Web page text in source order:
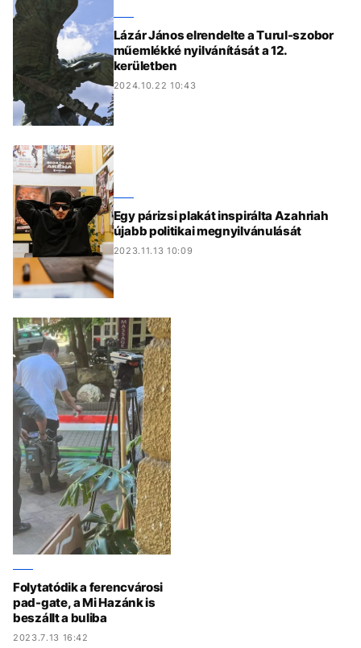
Lázár János elrendelte a Turul-szobor
műemlékké nyilvánítását a 12.
kerületben
2024.10.22 10:43
Egy párizsi plakát inspirálta Azahriah
újabb politikai megnyilvánulását
2023.11.13 10:09
Folytatódik a ferencvárosi
pad-gate, a Mi Hazánk is
beszállt a buliba
2023.7.13 16:42